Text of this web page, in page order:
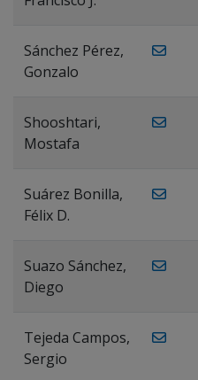
Sánchez Pérez,
Gonzalo
Shooshtari,
Mostafa
Suárez Bonilla,
Félix D.
Suazo Sánchez,
Diego
Tejeda Campos,
Sergio